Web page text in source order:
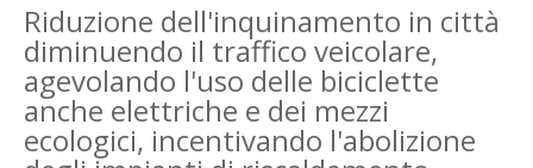
Riduzione dell'inquinamento in città
diminuendo il traffico veicolare,
agevolando l'uso delle biciclette
anche elettriche e dei mezzi
ecologici, incentivando l'abolizione